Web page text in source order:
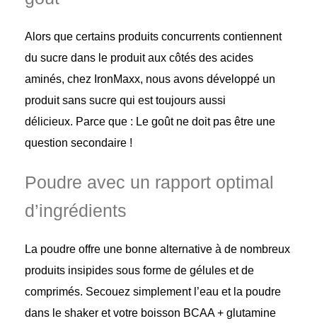
Alors que certains produits concurrents contiennent
du sucre dans le produit aux côtés des acides
aminés, chez IronMaxx, nous avons développé un
produit sans sucre qui est toujours aussi
délicieux. Parce que : Le goût ne doit pas être une
question secondaire !
Poudre avec un rapport optimal
d’ingrédients
La poudre offre une bonne alternative à de nombreux
produits insipides sous forme de gélules et de
comprimés. Secouez simplement l’eau et la poudre
dans le shaker et votre boisson BCAA + glutamine